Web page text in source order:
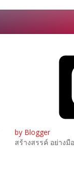
by Blogger
สร้างสรรค์ อย่างมื